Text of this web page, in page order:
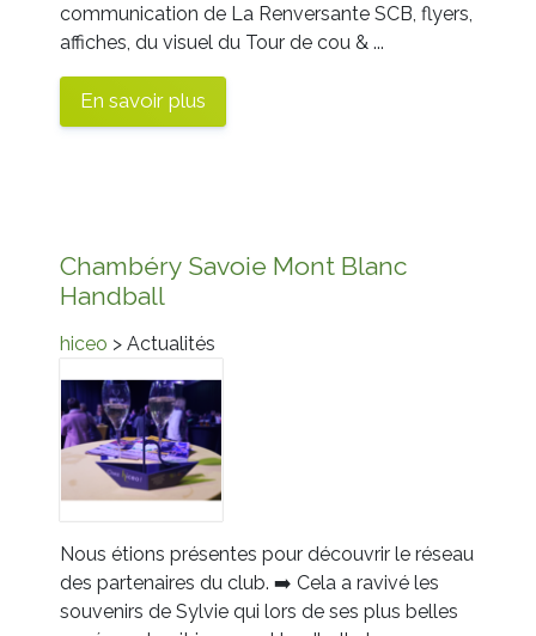
communication de La Renversante SCB, flyers,
affiches, du visuel du Tour de cou & ...
En savoir plus
Chambéry Savoie Mont Blanc
Handball
hiceo > Actualités
Nous étions présentes pour découvrir le réseau
des partenaires du club. ➡️ Cela a ravivé les
souvenirs de Sylvie qui lors de ses plus belles